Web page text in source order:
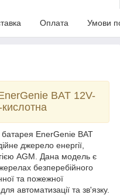
Оплата Умови
BAT 12V-
EnerGenie BAT
джерело енергії,
AGM. Дана модель є
безперебійного
та пожежної
автоматизації та зв'язку.